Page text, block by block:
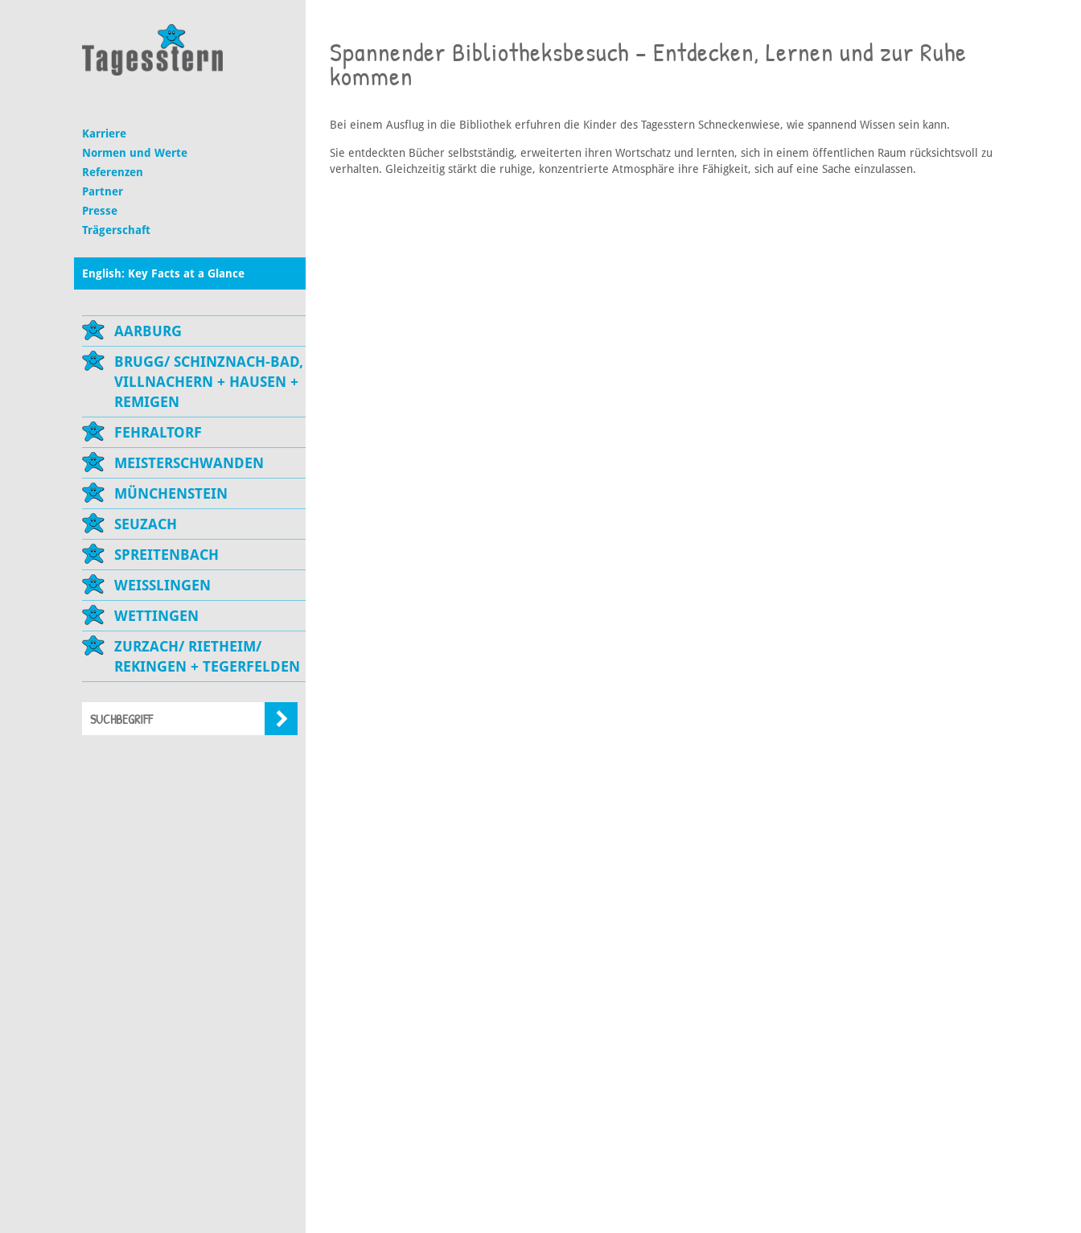
Karriere
Normen und Werte
Referenzen
Partner
Presse
Trägerschaft
English: Key Facts at a Glance
AARBURG
BRUGG/ SCHINZNACH-BAD,
VILLNACHERN + HAUSEN +
REMIGEN
FEHRALTORF
MEISTERSCHWANDEN
MÜNCHENSTEIN
SEUZACH
SPREITENBACH
WEISSLINGEN
WETTINGEN
ZURZACH/ RIETHEIM/
REKINGEN + TEGERFELDEN
Spannender Bibliotheksbesuch – Entdecken, Lernen und zur Ruhe
kommen
Bei einem Ausflug in die Bibliothek erfuhren die Kinder des Tagesstern Schneckenwiese, wie spannend Wissen sein kann.
Sie entdeckten Bücher selbstständig, erweiterten ihren Wortschatz und lernten, sich in einem öffentlichen Raum rücksichtsvoll zu
verhalten. Gleichzeitig stärkt die ruhige, konzentrierte Atmosphäre ihre Fähigkeit, sich auf eine Sache einzulassen.